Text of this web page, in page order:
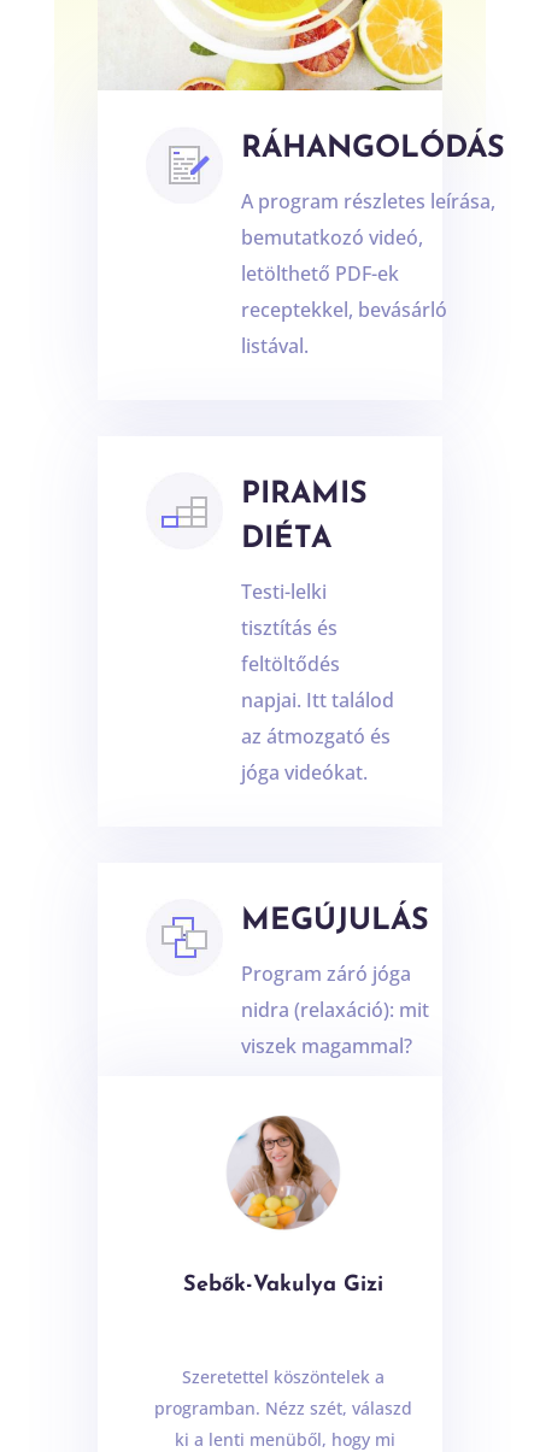
RÁHANGOLÓDÁS
A program részletes leírása,
bemutatkozó videó,
letölthető PDF-ek
receptekkel, bevásárló
listával.
PIRAMIS
DIÉTA
Testi-lelki
tisztítás és
feltöltődés
napjai. Itt találod
az átmozgató és
jóga videókat.
MEGÚJULÁS
Program záró jóga
nidra (relaxáció): mit
viszek magammal?
Sebők-Vakulya Gizi
Szeretettel köszöntelek a
programban. Nézz szét, válaszd
ki a lenti menüből, hogy mi